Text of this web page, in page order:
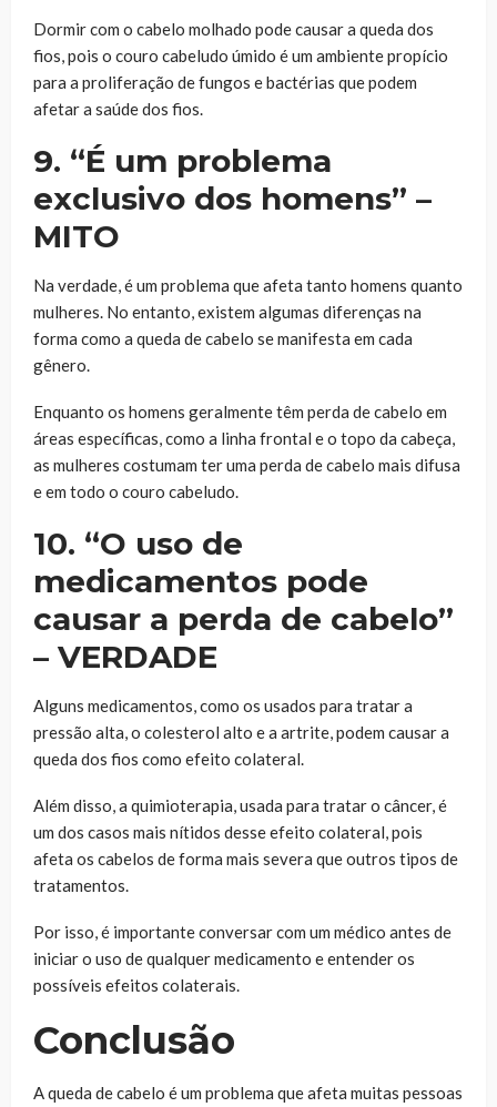
Dormir com o cabelo molhado pode causar a queda dos
fios, pois o couro cabeludo úmido é um ambiente propício
para a proliferação de fungos e bactérias que podem
afetar a saúde dos fios.
9. “É um problema
exclusivo dos homens” –
MITO
Na verdade, é um problema que afeta tanto homens quanto
mulheres. No entanto, existem algumas diferenças na
forma como a queda de cabelo se manifesta em cada
gênero.
Enquanto os homens geralmente têm perda de cabelo em
áreas específicas, como a linha frontal e o topo da cabeça,
as mulheres costumam ter uma perda de cabelo mais difusa
e em todo o couro cabeludo.
10. “O uso de
medicamentos pode
causar a perda de cabelo”
– VERDADE
Alguns medicamentos, como os usados para tratar a
pressão alta, o colesterol alto e a artrite, podem causar a
queda dos fios como efeito colateral.
Além disso, a quimioterapia, usada para tratar o câncer, é
um dos casos mais nítidos desse efeito colateral, pois
afeta os cabelos de forma mais severa que outros tipos de
tratamentos.
Por isso, é importante conversar com um médico antes de
iniciar o uso de qualquer medicamento e entender os
possíveis efeitos colaterais.
Conclusão
A queda de cabelo é um problema que afeta muitas pessoas